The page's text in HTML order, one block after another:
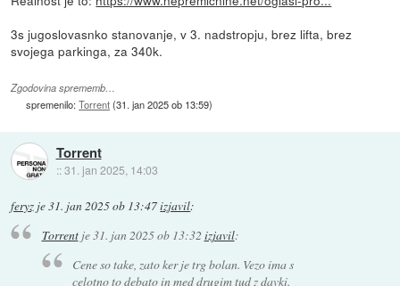
3s jugoslovasnko stanovanje, v 3. nadstropju, brez lifta, brez
svojega parkinga, za 340k.
Zgodovina sprememb…
spremenilo:Torrent(31. jan 2025 ob 13:59)
Torrent
::31. jan 2025, 14:03
feryz je31. jan 2025 ob 13:47izjavil:
Torrentje31. jan 2025 ob 13:32 izjavil:
Cene so take, zato ker je trg bolan. Vezo ima s
celotno to debato in med drugim tud z davki.